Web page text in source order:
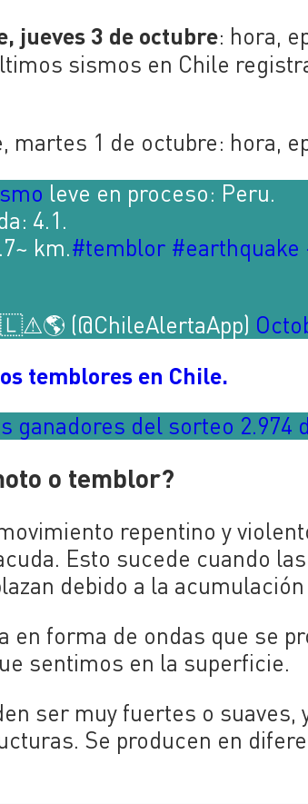
jueves 3 de octubre: hora,
sismos en Chile
martes 1 de octubre: hora,
leve en proceso: Peru.
4.1.
km.#temblor #earthquake
(@ChileAlertaApp)
temblores en Chile.
ganadores del sorteo 2.974
o temblor?
repentino y
Esto sucede cuando
debido a la
en forma de ondas que se
sentimos en la superficie.
ser muy fuertes o suaves,
Se producen en